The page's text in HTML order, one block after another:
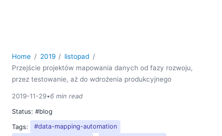
Home 2019
listopad
Przejście projektów mapowania danych od fazy rozwoju,
przez testowanie, aż do wdrożenia produkcyjnego
2019-11-29•6 min read
Status: #blog
Tags:
#data-mapping-automation